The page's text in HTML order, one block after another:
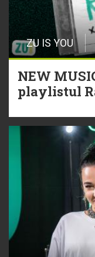
ZU IS YOU
NEW
playlistul